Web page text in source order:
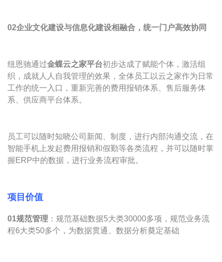
02企业文化建设与信息化建设相融合，统一门户高效协同
纽恩驰通过金蝶云之家平台初步达成了赋能个体，激活组
织，成就人人自我管理的效果，全体员工以云之家作为日常
工作的统一入口，重新完善的费用报销体系、售后服务体
系、供应商平台体系。
员工可以随时知晓公司新闻、制度，进行内部沟通交流，在
智能手机上发起费用报销和假勤等各类流程，并可以随时掌
握ERP中的数据，进行业务流程审批。
项目价值
01规范管理 ：规范基础数据5大类30000多项，规范业务流
程6大类50多个，为数据贯通、数据分析奠定基础